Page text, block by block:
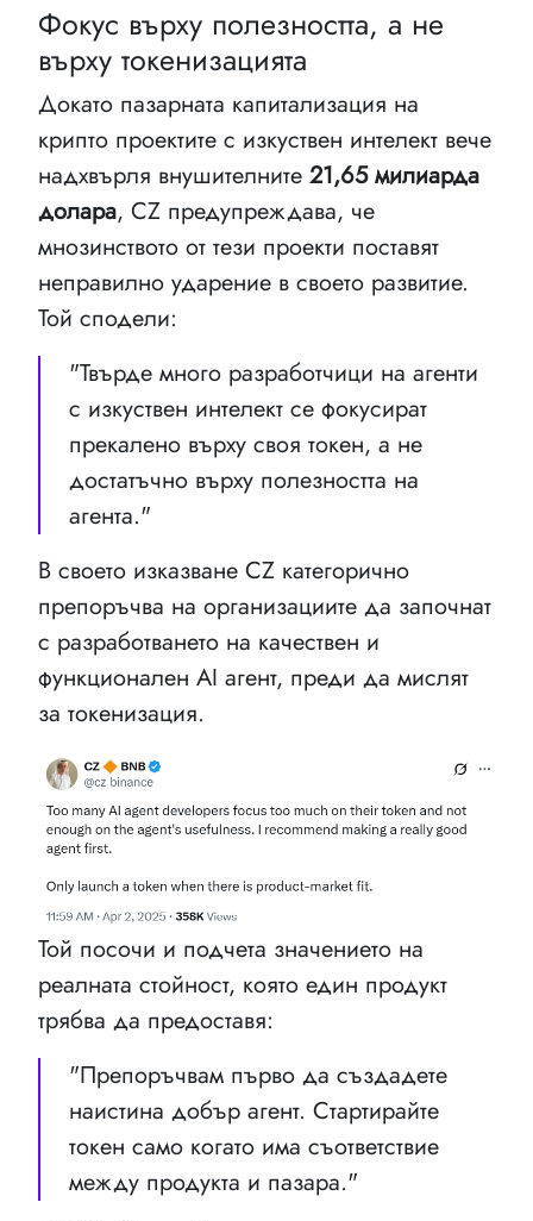
Фокус върху полезността, а не
върху токенизацията
Докато пазарната капитализация на
крипто проектите с изкуствен интелект вече
надхвърля внушителните 21,65 милиарда
долара, CZ предупреждава, че
мнозинството от тези проекти поставят
неправилно ударение в своето развитие.
Той сподели:
"Твърде много разработчици на агенти
с изкуствен интелект се фокусират
прекалено върху своя токен, а не
достатъчно върху полезността на
агента."
В своето изказване CZ категорично
препоръчва на организациите да започнат
с разработването на качествен и
функционален AI агент, преди да мислят
за токенизация.
Той посочи и подчета значението на
реалната стойност, която един продукт
трябва да предоставя:
"Препоръчвам първо да създадете
наистина добър агент. Стартирайте
токен само когато има съответствие
между продукта и пазара."